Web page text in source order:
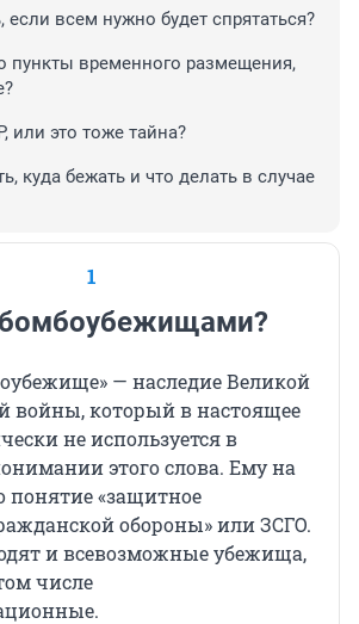
если всем нужно будет спрятаться?
пункты временного размещения,
или это тоже тайна?
куда бежать и что делать в случае
1
— наследие Великой
войны, который в настоящее
не используется в
этого слова. Ему на
«защитное
обороны» или ЗСГО.
и всевозможные убежища,
числе